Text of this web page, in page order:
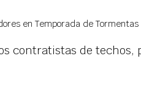
en Temporada de Tormentas
contratistas de techos,